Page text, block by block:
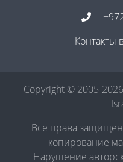
Контакты
Copyright © 2005-
Все права
копирование
Нарушение